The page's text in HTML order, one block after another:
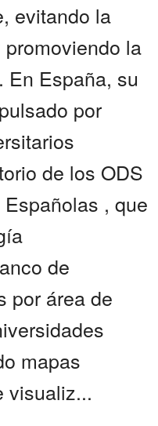
evitando la
la
En España, su
por
de los ODS
, que
de
por área de
mapas
visualiz...